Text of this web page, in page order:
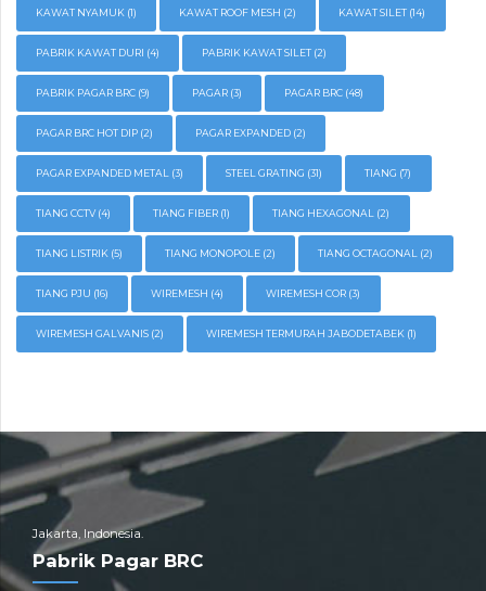
KAWAT NYAMUK (1) KAWAT ROOF MESH (2) KAWAT SILET (14)
PABRIK KAWAT DURI (4) PABRIK KAWAT SILET (2)
PABRIK PAGAR BRC (9) PAGAR (3) PAGAR BRC (48)
PAGAR BRC HOT DIP (2) PAGAR EXPANDED (2)
PAGAR EXPANDED METAL (3) STEEL GRATING (31) TIANG (7)
TIANG CCTV(4) TIANG FIBER (1) TIANG HEXAGONAL (2)
TIANG LISTRIK (5) TIANG MONOPOLE (2) TIANG OCTAGONAL (2)
TIANG PJU (16) WIREMESH (4) WIREMESH COR (3)
WIREMESH GALVANIS (2) WIREMESH TERMURAH JABODETABEK (1)
Jakarta, Indonesia.
Pabrik Pagar BRC